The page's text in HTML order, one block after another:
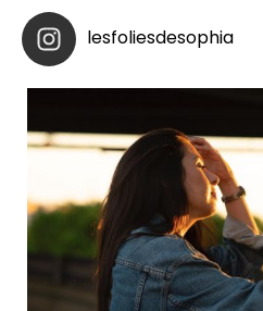
lesfoliesdesophia